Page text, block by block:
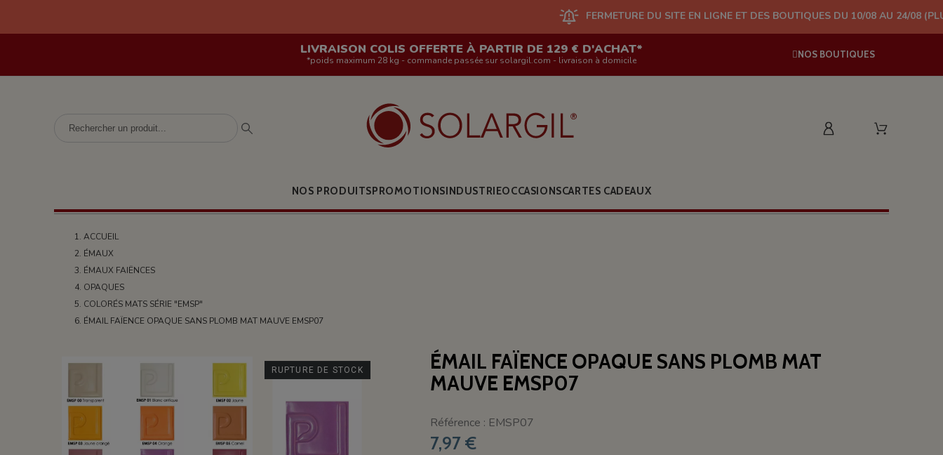
FERMETURE DU SITE EN LIGNE ET DES BOUTIQUES DU 10/08 AU 24/08 (PLUS
LIVRAISON COLIS OFFERTE À PARTIR DE 129 € D'ACHAT*
*poids maximum 28 kg - commande passée sur solargil.com - livraison à domicile
NOS BOUTIQUES
NOS PRODUITSPROMOTIONSINDUSTRIEOCCASIONSCARTES CADEAUX
ACCUEIL
ÉMAUX
ÉMAUX FAIËNCES
OPAQUES
COLORÉS MATS SÉRIE "EMSP"
ÉMAIL FAÏENCE OPAQUE SANS PLOMB MAT MAUVE EMSP07
RUPTURE DE STOCK
ÉMAIL FAÏENCE OPAQUE SANS PLOMB MAT
MAUVE EMSP07
Référence : EMSP07
7,97 €